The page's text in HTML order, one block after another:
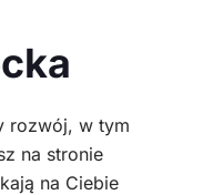
rozwój, w tym
na stronie
na Ciebie